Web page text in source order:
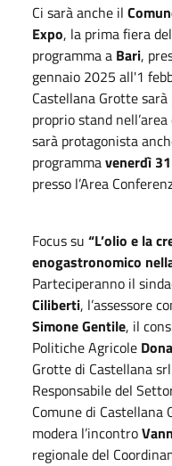
Ci sarà anche il
Expo, la prima fiera
programma a Bari,
gennaio 2025 all'1
Castellana Grotte
proprio stand
sarà protagonista
programmavenerdì
presso l’Area
Focus su “L’olio e la
enogastronomico
Parteciperanno il
Ciliberti, l’assessore
Simone Gentile, il
Politiche Agricole
Grotte di Castellana srl
Responsabile del
Comune di Castellana
modera l’incontro
regionale del